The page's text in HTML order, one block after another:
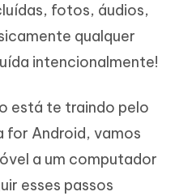
fotos, áudios,
qualquer
intencionalmente!
está te traindo pelo
for Android, vamos
a um computador
esses passos